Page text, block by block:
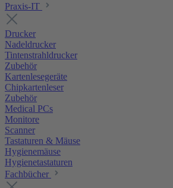
Praxis-IT
Drucker
Nadeldrucker
Tintenstrahldrucker
Zubehör
Kartenlesegeräte
Chipkartenleser
Zubehör
Medical PCs
Monitore
Scanner
Tastaturen & Mäuse
Hygienemäuse
Hygienetastaturen
Fachbücher